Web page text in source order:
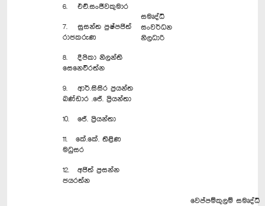
6. එච්.සංජීවකුමාර
7. සුසන්ත පුෂ්පජිත්
රාජකරුණ
8. දීපිකා නිලන්ති
සෙනෙවිරත්න
9. ආර්.සිසිර ප්‍රයන්ත
බණ්ඩාර .ජේ. ප්‍රියන්තා
10. ජේ. ප්‍රියන්තා
11. කේ.කේ. තිළිණ
මධුසර
12. අජිත් ප්‍රසන්න
ජයරත්න
සමෘද්ධි
සංවර්ධන
නිලධාරි
වෙප්පම්කුලම් සමෘද්ධි